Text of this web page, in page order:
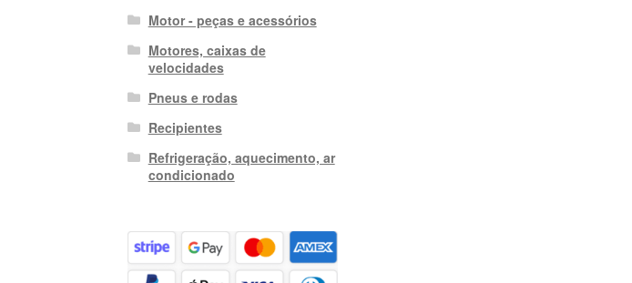
Motor - peças e acessórios
Motores, caixas de
velocidades
Pneus e rodas
Recipientes
Refrigeração, aquecimento, ar
condicionado